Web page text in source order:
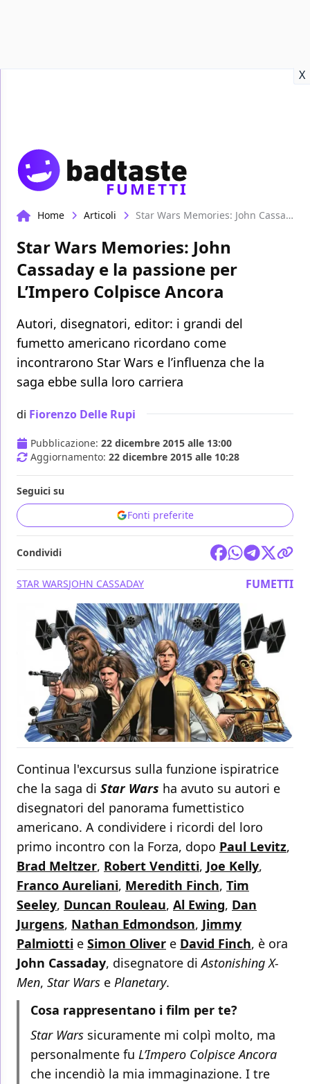
X
FUMETTI
Home Articoli Star Wars Memories: John Cassaday e la passione per L’Impero Colpisce Ancora
Star Wars Memories: John
Cassaday e la passione per
L’Impero Colpisce Ancora
Autori, disegnatori, editor: i grandi del
fumetto americano ricordano come
incontrarono Star Wars e l’influenza che la
saga ebbe sulla loro carriera
di Fiorenzo Delle Rupi
Pubblicazione: 22 dicembre 2015 alle 13:00
Aggiornamento: 22 dicembre 2015 alle 10:28
Seguici su
Fonti preferite
Condividi
STAR WARSJOHN CASSADAY FUMETTI
Continua l'excursus sulla funzione ispiratrice
che la saga di Star Wars ha avuto su autori e
disegnatori del panorama fumettistico
americano. A condividere i ricordi del loro
primo incontro con la Forza, dopo Paul Levitz,
Brad Meltzer, Robert Venditti, Joe Kelly,
Franco Aureliani, Meredith Finch, Tim
Seeley, Duncan Rouleau, Al Ewing, Dan
Jurgens, Nathan Edmondson, Jimmy
Palmiotti e Simon Oliver e David Finch, è ora
John Cassaday, disegnatore diAstonishing X-
Men, Star Wars e Planetary.
Cosa rappresentano i film per te?
Star Wars sicuramente mi colpì molto, ma
personalmente fu L’Impero Colpisce Ancora
che incendiò la mia immaginazione. I tre